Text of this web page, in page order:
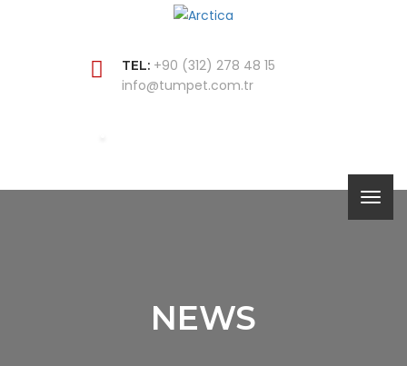
TEL: +90 (312) 278 48 15
info@tumpet.com.tr
NEWS